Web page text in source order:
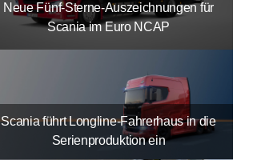
Neue Fünf-Sterne-Auszeichnungen für
Scania im Euro NCAP
Scania führt Longline-Fahrerhaus in die
Serienproduktion ein